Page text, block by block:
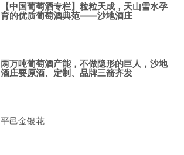
【中国葡萄酒专栏】粒粒天成，天山雪水孕
育的优质葡萄酒典范——沙地酒庄
两万吨葡萄酒产能，不做隐形的巨人，沙地
酒庄要原酒、定制、品牌三箭齐发
平邑金银花